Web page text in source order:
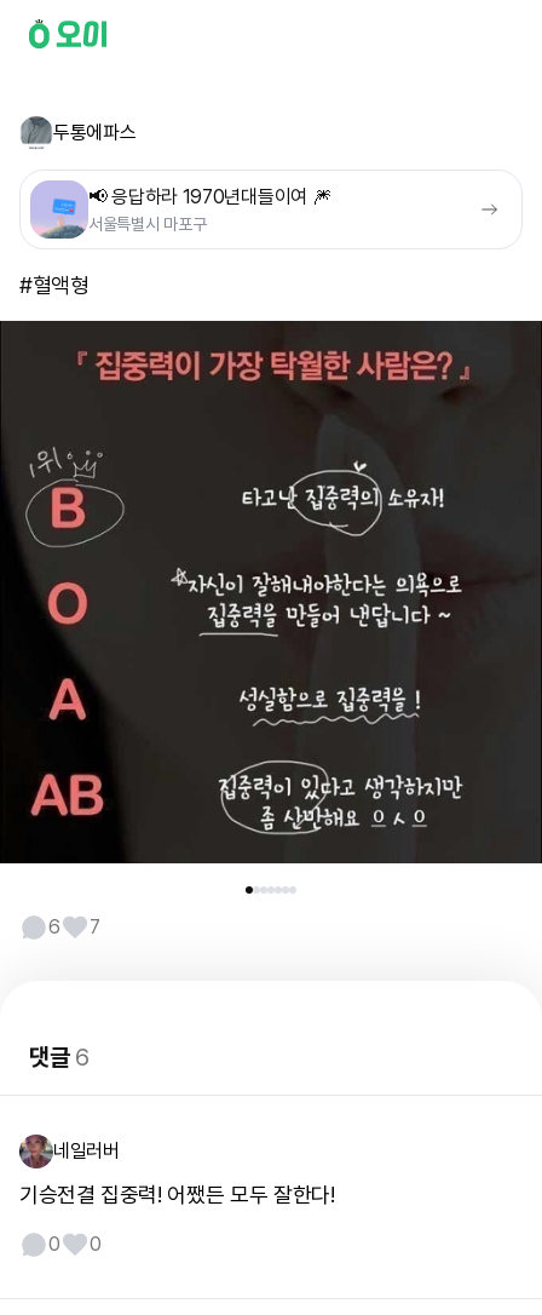
두통에파스
📢 응답하라 1970년대들이여 🎆
서울특별시 마포구
#혈액형 ​
6 7
댓글6
네일러버
기승전결 집중력! 어쨌든 모두 잘한다!
0 0